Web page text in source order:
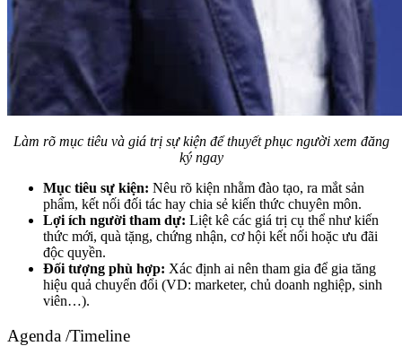
Làm rõ mục tiêu và giá trị sự kiện để thuyết phục người xem đăng
ký ngay
Mục tiêu sự kiện: Nêu rõ kiện nhằm đào tạo, ra mắt sản
phẩm, kết nối đối tác hay chia sẻ kiến thức chuyên môn.
Lợi ích người tham dự: Liệt kê các giá trị cụ thể như kiến
thức mới, quà tặng, chứng nhận, cơ hội kết nối hoặc ưu đãi
độc quyền.
Đối tượng phù hợp: Xác định ai nên tham gia để gia tăng
hiệu quả chuyển đổi (VD: marketer, chủ doanh nghiệp, sinh
viên…).
Agenda /Timeline